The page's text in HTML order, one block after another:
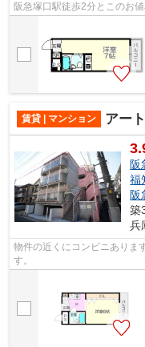
阪急塚口駅徒歩2分とこのお値
賃貸 | マンション アー
阪
福
阪
築
兵
物件の近くにコンビニありま
す。